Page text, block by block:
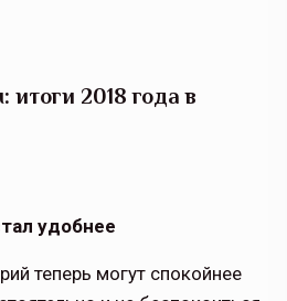
итоги 2018 года в
удобнее
теперь могут спокойнее